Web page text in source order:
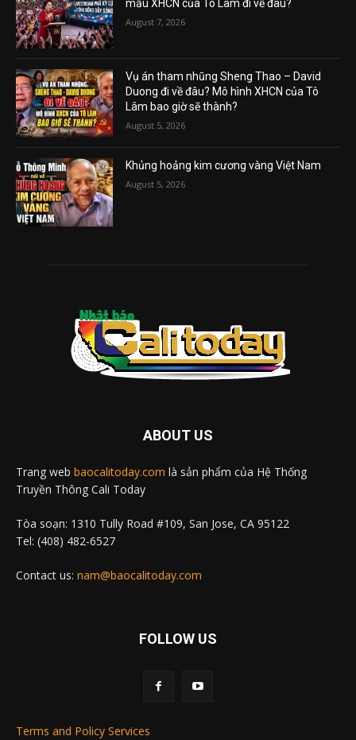
mẫu XHCN của Tô Lâm đi về đâu?
August 7, 2026
Vụ án tham nhũng Sheng Thao – David
Duong đi về đâu? Mô hình XHCN của Tô
Lâm bao giờ sẽ thành?
August 5, 2026
Khủng hoảng kim cương vàng Việt Nam
August 5, 2026
ABOUT US
Trang web baocalitoday.com là sản phẩm của Hệ Thống
Truyền Thông Cali Today
Tòa soạn: 1310 Tully Road #109, San Jose, CA 95122
Tel: (408) 482-6527
Contact us: nam@baocalitoday.com
FOLLOW US
Terms and Policy Services